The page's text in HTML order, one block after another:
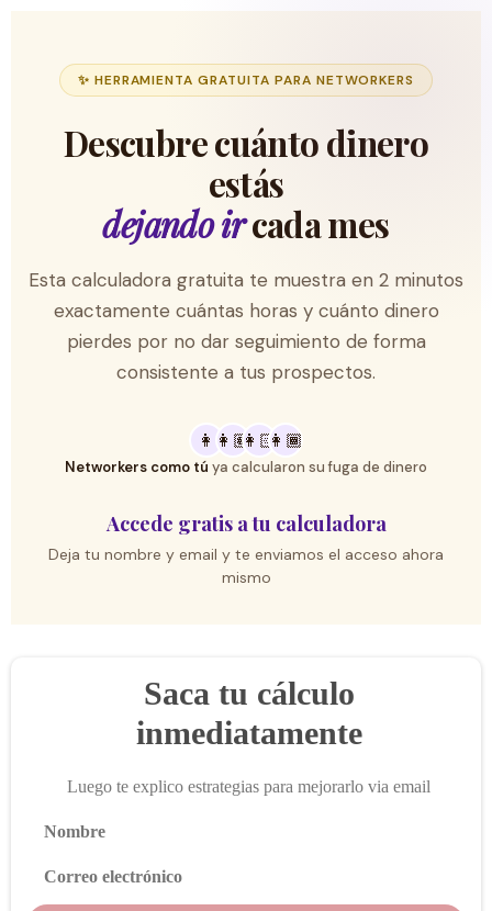
✨ HERRAMIENTA GRATUITA PARA NETWORKERS
Descubre cuánto dinero
estás
dejando ircada mes
Esta calculadora gratuita te muestra en 2 minutos
exactamente cuántas horas y cuánto dinero
pierdes por no dar seguimiento de forma
consistente a tus prospectos.
👩 👩🏽👩🏻👩🏾
Networkers como tú ya calcularon su fuga de dinero
Accede gratis a tu calculadora
Deja tu nombre y email y te enviamos el acceso ahora
mismo
Saca tu cálculo
inmediatamente
Luego te explico estrategias para mejorarlo via email
Nombre
Correo electrónico